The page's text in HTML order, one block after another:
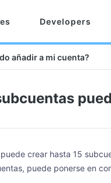
Developers
añadir a mi cuenta?
crear hasta 15
puede ponerse en